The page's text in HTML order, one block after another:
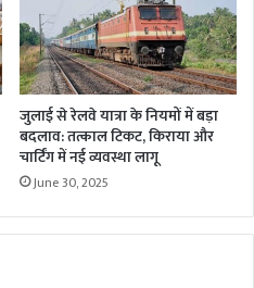
जुलाई से रेलवे यात्रा के नियमों में बड़ा
बदलाव: तत्काल टिकट, किराया और
चार्टिंग में नई व्यवस्था लागू
June 30, 2025